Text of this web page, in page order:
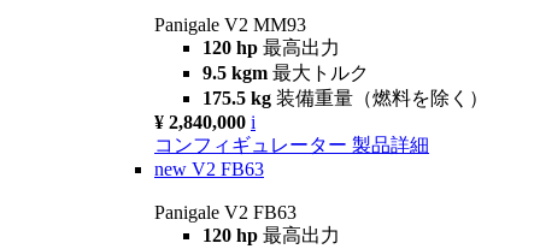
Panigale V2 MM93
120 hp 最高出力
9.5 kgm 最大トルク
175.5 kg 装備重量（燃料を除く）
¥ 2,840,000 i
コンフィギュレーター 製品詳細
new V2 FB63
Panigale V2 FB63
120 hp 最高出力